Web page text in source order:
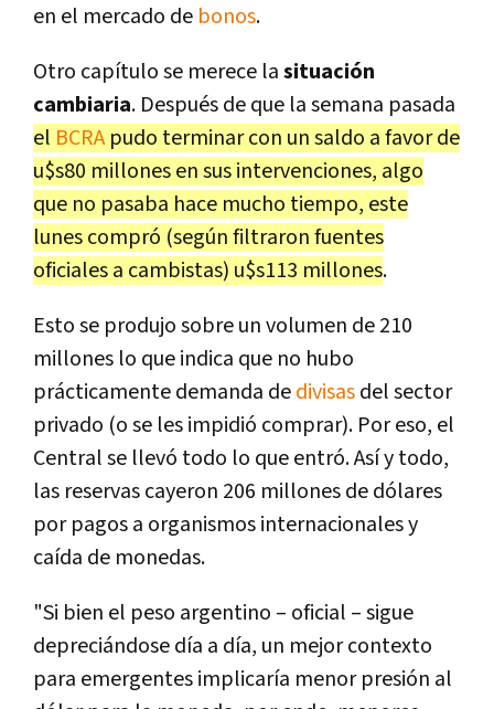
en el mercado de bonos.
Otro capítulo se merece lasituación
cambiaria. Después de que la semana pasada
el BCRApudo terminar con un saldo a favor de
u$s80 millones en sus intervenciones, algo
que no pasaba hace mucho tiempo, este
lunes compró (según filtraron fuentes
oficiales a cambistas) u$s113 millones.
Esto se produjo sobre un volumen de 210
millones lo que indica que no hubo
prácticamente demanda dedivisasdel sector
privado (o se les impidió comprar). Por eso, el
Central se llevó todo lo que entró. Así y todo,
las reservas cayeron 206 millones de dólares
por pagos a organismos internacionales y
caída de monedas.
"Si bien el peso argentino – oficial – sigue
depreciándose día a día, un mejor contexto
para emergentes implicaría menor presión al